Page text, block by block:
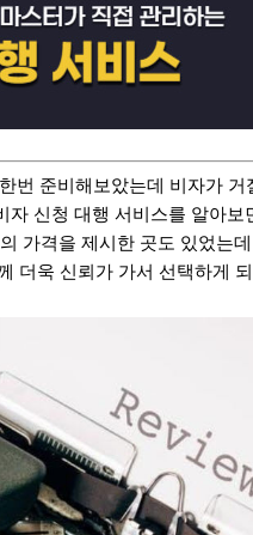
번 준비해보았는데 비자가 거
신청 대행 서비스를 알아
가격을 제시한 곳도 있었는
더욱 신뢰가 가서 선택하게